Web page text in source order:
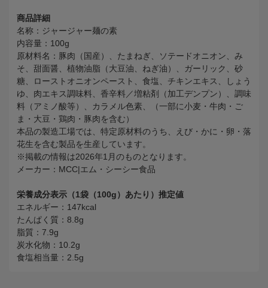
商品詳細
名称：ジャージャー麺の素
内容量：100g
原材料名：豚肉（国産）、たまねぎ、ソテードオニオン、み
そ、甜面醤、植物油脂（大豆油、ねぎ油）、ガーリック、砂
糖、ローストオニオンペースト、食塩、チキンエキス、しょう
ゆ、肉エキス調味料、香辛料／増粘剤（加工デンプン）、調味
料（アミノ酸等）、カラメル色素、（一部に小麦・牛肉・ご
ま・大豆・鶏肉・豚肉を含む）
本品の製造工場では、特定原材料のうち、えび・かに・卵・落
花生を含む製品を生産しています。
※掲載の情報は2026年1月のものとなります。
メーカー：MCC|エム・シーシー食品
栄養成分表示（1袋（100g）あたり）推定値
エネルギー：147kcal
たんぱく質：8.8g
脂質：7.9g
炭水化物：10.2g
食塩相当量：2.5g